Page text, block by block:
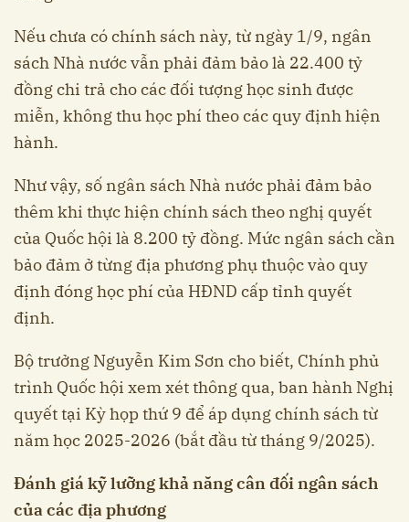
Nếu chưa có chính sách này, từ ngày 1/9, ngân
sách Nhà nước vẫn phải đảm bảo là 22.400 tỷ
đồng chi trả cho các đối tượng học sinh được
miễn, không thu học phí theo các quy định hiện
hành.
Như vậy, số ngân sách Nhà nước phải đảm bảo
thêm khi thực hiện chính sách theo nghị quyết
của Quốc hội là 8.200 tỷ đồng. Mức ngân sách cần
bảo đảm ở từng địa phương phụ thuộc vào quy
định đóng học phí của HĐND cấp tỉnh quyết
định.
Bộ trưởng Nguyễn Kim Sơn cho biết, Chính phủ
trình Quốc hội xem xét thông qua, ban hành Nghị
quyết tại Kỳ họp thứ 9 để áp dụng chính sách từ
năm học 2025-2026 (bắt đầu từ tháng 9/2025).
Đánh giá kỹ lưỡng khả năng cân đối ngân sách
của các địa phương